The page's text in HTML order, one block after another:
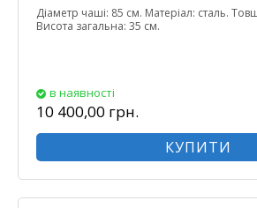
Діаметр чаші: 85 см. Матеріал: сталь.
Висота загальна: 35 см.
в наявності
10 400,00 грн.
КУПИТИ